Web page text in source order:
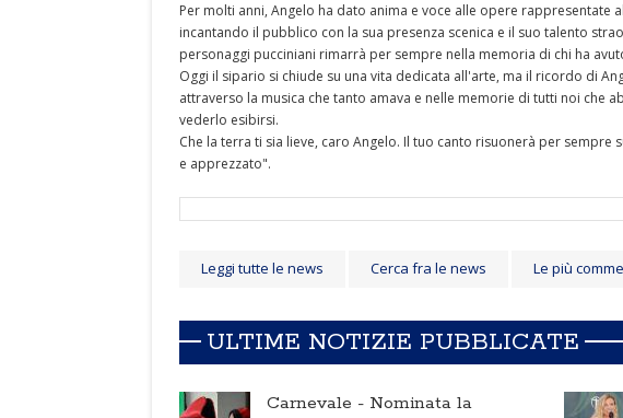
Per molti anni, Angelo ha dato anima e voce alle opere rappresentate
incantando il pubblico con la sua presenza scenica e il suo talento
personaggi pucciniani rimarrà per sempre nella memoria di chi ha
Oggi il sipario si chiude su una vita dedicata all'arte, ma il ricordo di
attraverso la musica che tanto amava e nelle memorie di tutti noi che
vederlo esibirsi.
Che la terra ti sia lieve, caro Angelo. Il tuo canto risuonerà per sempre
e apprezzato".
Leggi tutte le news Cerca fra le news Le più
ULTIME NOTIZIE PUBBLICATE
Carnevale - Nominata la